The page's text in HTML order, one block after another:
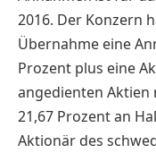
2016. Der Konzern
Übernahme eine
Prozent plus eine
angedienten
21,67 Prozent an
Aktionär des